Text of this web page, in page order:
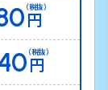
円
（税抜）
円
（税抜）